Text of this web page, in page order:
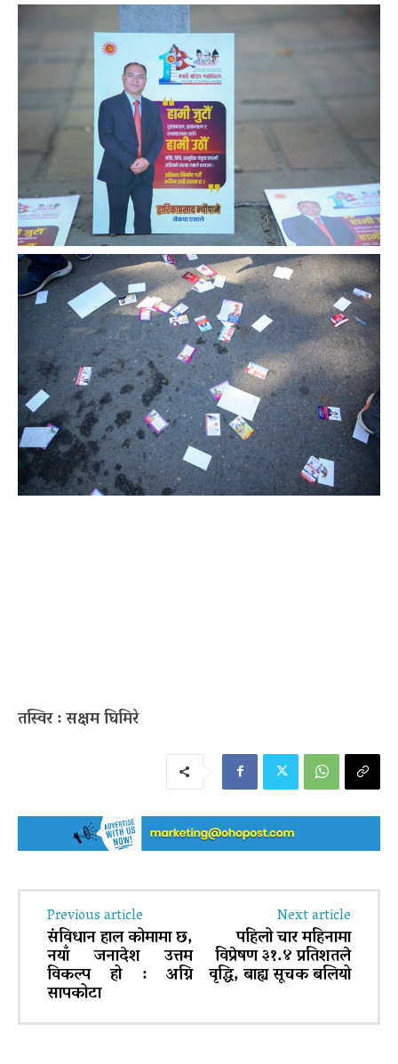
तस्विर : सक्षम घिमिरे
Previous article
संविधान हाल कोमामा छ,
नयाँ जनादेश उत्तम
विकल्प हो : अग्नि
सापकोटा
Next article
पहिलो चार महिनामा
विप्रेषण ३१.४ प्रतिशतले
वृद्धि, बाह्य सूचक बलियो